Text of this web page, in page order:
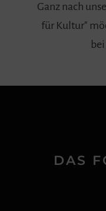
Ganz nach
für Kultur"
DAS